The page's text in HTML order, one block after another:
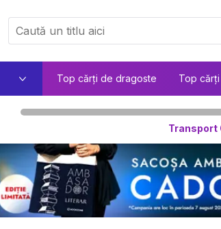
Top cărți de dragoste Top
Transport